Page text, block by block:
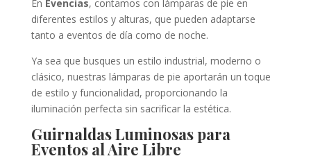
En Evencias, contamos con lámparas de pie en
diferentes estilos y alturas, que pueden adaptarse
tanto a eventos de día como de noche.
Ya sea que busques un estilo industrial, moderno o
clásico, nuestras lámparas de pie aportarán un toque
de estilo y funcionalidad, proporcionando la
iluminación perfecta sin sacrificar la estética.
Guirnaldas Luminosas para
Eventos al Aire Libre